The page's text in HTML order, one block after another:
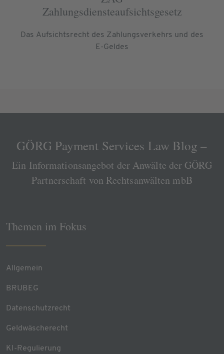
Zahlungsdiensteaufsichtsgesetz
Das Aufsichtsrecht des Zahlungsverkehrs und des
E-Geldes
GÖRG Payment Services Law Blog –
Ein Informationsangebot der Anwälte der GÖRG
Partnerschaft von Rechtsanwälten mbB
Themen im Fokus
Allgemein
BRUBEG
Datenschutzrecht
Geldwäscherecht
KI-Regulierung